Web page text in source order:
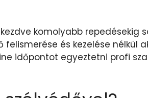
komolyabb repedésekig
és kezelése nélkül
időpontot egyeztetni profi